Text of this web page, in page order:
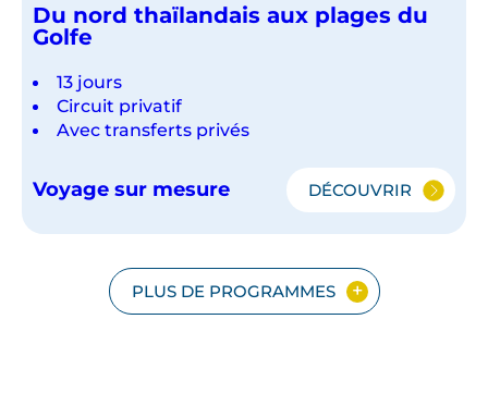
Du nord thaïlandais aux plages du
Golfe
13 jours
Circuit privatif
Avec transferts privés
Voyage sur mesure DÉCOUVRIR
DU
AUX
PLAGES
DU
PLUS DE PROGRAMMES